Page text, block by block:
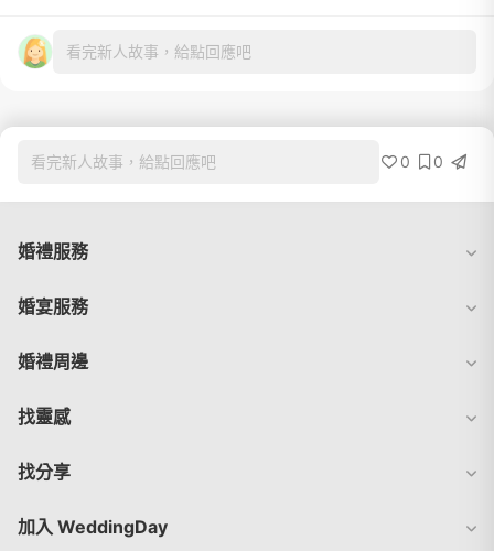
看完新人故事，給點回應吧
看完新人故事，給點回應吧 0 0
婚禮服務
婚宴服務
婚禮周邊
找靈感
找分享
加入 WeddingDay